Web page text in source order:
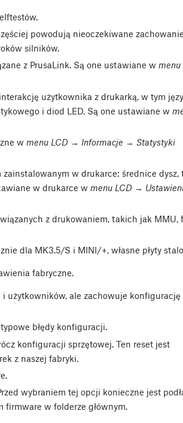
powodują nieoczekiwane
silników.
z PrusaLink. Są one ustawiane w
użytkownika z drukarką, w tym
i diod LED. Są one ustawiane w
w menu LCD → Informacje → Statystyki
w drukarce: średnice dysz,
w drukarce w menu LCD →
z drukowaniem, takich jak MMU,
dla MK3.5/S i MINI/+, własne płyty
fabryczne.
użytkowników, ale zachowuje konfigurację
błędy konfiguracji.
konfiguracji sprzętowej. Ten reset jest
z naszej fabryki.
wybraniem tej opcji konieczne jest
w folderze głównym.